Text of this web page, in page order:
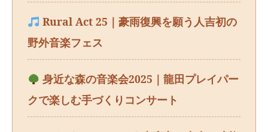
Rural Act 25｜豪雨復興を願う人吉初の
野外音楽フェス
身近な森の音楽会2025｜龍田プレイパー
クで楽しむ手づくりコンサート